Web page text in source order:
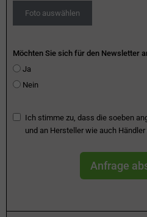
Foto auswählen
Möchten Sie sich für den Newsletter
Ja
Nein
Ich stimme zu, dass die soeben
und an Hersteller wie auch
Anfrage